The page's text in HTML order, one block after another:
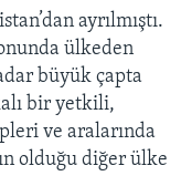
ayrılmıştı.
ülkeden
büyük çapta
bir yetkili,
ve aralarında
olduğu diğer ülke